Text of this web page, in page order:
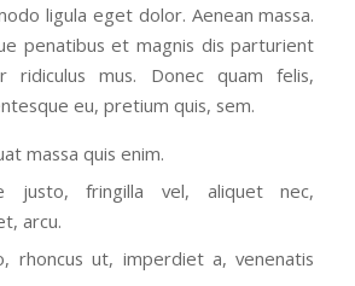
ligula eget dolor. Aenean massa.
penatibus et magnis dis parturient
ridiculus mus. Donec quam felis,
eu, pretium quis, sem.
massa quis enim.
justo, fringilla vel, aliquet nec,
arcu.
rhoncus ut, imperdiet a, venenatis